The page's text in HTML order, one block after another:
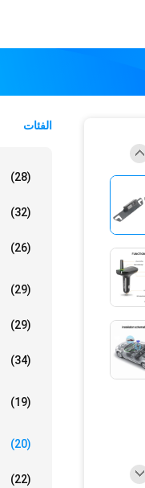
الفئات
(28)
(32)
(26)
(29)
(29)
(34)
(19)
(20)
(22)